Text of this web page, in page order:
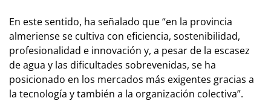
En este sentido, ha señalado que “en la provincia
almeriense se cultiva con eficiencia, sostenibilidad,
profesionalidad e innovación y, a pesar de la escasez
de agua y las dificultades sobrevenidas, se ha
posicionado en los mercados más exigentes gracias a
la tecnología y también a la organización colectiva”.